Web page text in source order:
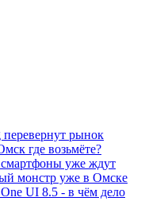
перевернут рынок
где возьмёте?
уже ждут
монстр уже в Омске
UI 8.5 - в чём дело